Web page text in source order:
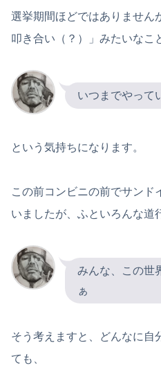
選挙期間ほどではありません
叩き合い（？）」みたいなこ
いつまでやって
という気持ちになります。
この前コンビニの前でサンド
いましたが、ふといろんな道
みんな、この世
ぁ
そう考えますと、どんなに自
ても、